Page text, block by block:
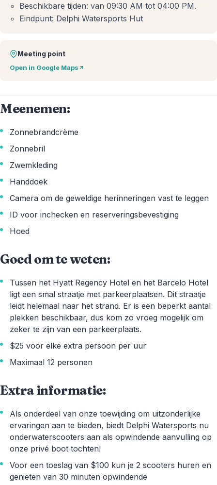
Beschikbare tijden: van 09:30 AM tot 04:00 PM.
Eindpunt: Delphi Watersports Hut
Meeting point
Open in Google Maps
Meenemen:
Zonnebrandcrème
Zonnebril
Zwemkleding
Handdoek
Camera om de geweldige herinneringen vast te leggen
ID voor inchecken en reserveringsbevestiging
Hoed
Goed om te weten:
Tussen het Hyatt Regency Hotel en het Barcelo Hotel
ligt een smal straatje met parkeerplaatsen. Dit straatje
leidt helemaal naar het strand. Er is een beperkt aantal
plekken beschikbaar, dus kom zo vroeg mogelijk om
zeker te zijn van een parkeerplaats.
$25 voor elke extra persoon per uur
Maximaal 12 personen
Extra informatie:
Als onderdeel van onze toewijding om uitzonderlijke
ervaringen aan te bieden, biedt Delphi Watersports nu
onderwaterscooters aan als opwindende aanvulling op
onze privé boot tochten!
Voor een toeslag van $100 kun je 2 scooters huren en
genieten van 30 minuten opwindende